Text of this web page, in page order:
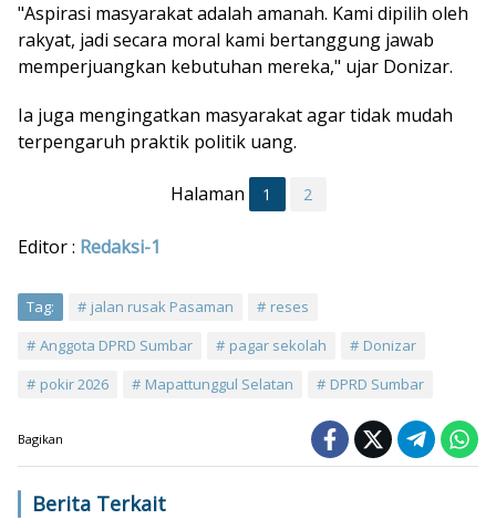
"Aspirasi masyarakat adalah amanah. Kami dipilih oleh
rakyat, jadi secara moral kami bertanggung jawab
memperjuangkan kebutuhan mereka," ujar Donizar.
Ia juga mengingatkan masyarakat agar tidak mudah
terpengaruh praktik politik uang.
Halaman 1 2
Editor : Redaksi-1
Tag: jalan rusak Pasaman
reses
Anggota DPRD Sumbar
pagar sekolah
Donizar
pokir 2026
Mapattunggul Selatan DPRD Sumbar
Bagikan
Berita Terkait